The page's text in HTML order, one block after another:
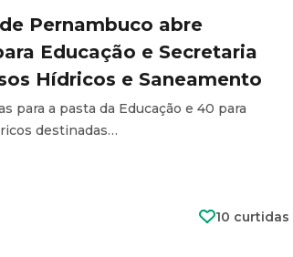
Pernambuco abre
Educação e Secretaria
Hídricos e Saneamento
para a pasta da Educação e 40 para
destinadas…
10 curtidas